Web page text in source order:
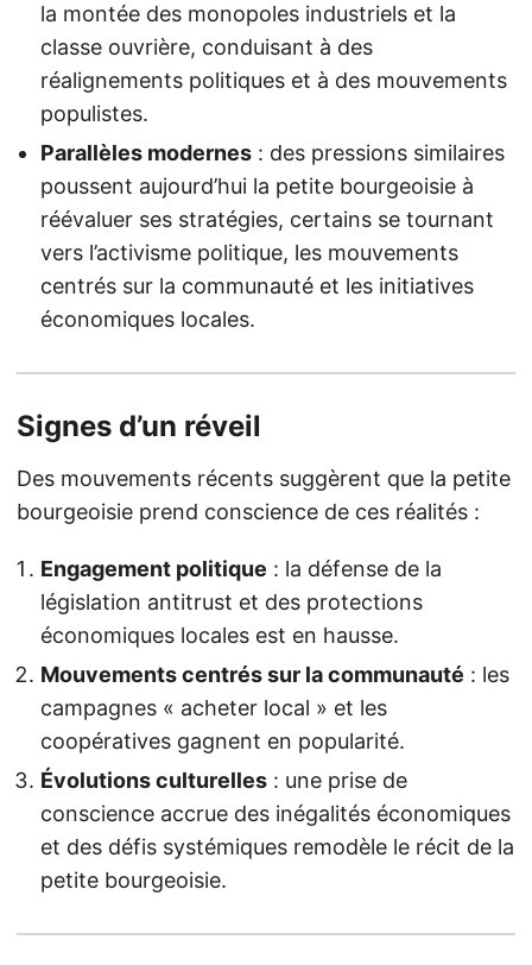
la montée des monopoles industriels et la
classe ouvrière, conduisant à des
réalignements politiques et à des mouvements
populistes.
Parallèles modernes : des pressions similaires
poussent aujourd’hui la petite bourgeoisie à
réévaluer ses stratégies, certains se tournant
vers l’activisme politique, les mouvements
centrés sur la communauté et les initiatives
économiques locales.
Signes d’un réveil
Des mouvements récents suggèrent que la petite
bourgeoisie prend conscience de ces réalités :
Engagement politique : la défense de la
législation antitrust et des protections
économiques locales est en hausse.
Mouvements centrés sur la communauté : les
campagnes « acheter local » et les
coopératives gagnent en popularité.
Évolutions culturelles : une prise de
conscience accrue des inégalités économiques
et des défis systémiques remodèle le récit de la
petite bourgeoisie.